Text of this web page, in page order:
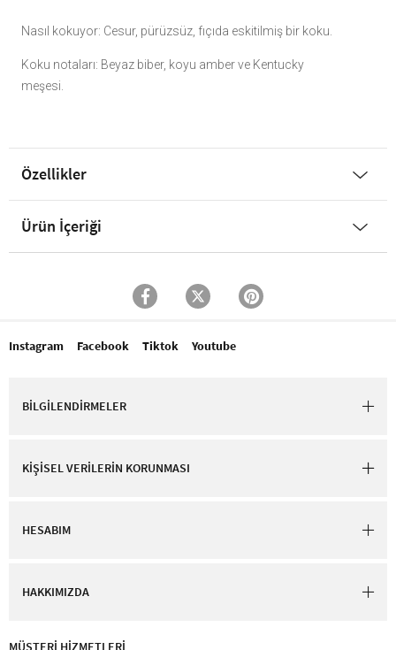
Nasıl kokuyor: Cesur, pürüzsüz, fıçıda eskitilmiş bir koku.
Koku notaları: Beyaz biber, koyu amber ve Kentucky
meşesi.
Özellikler
Ürün İçeriği
Instagram Facebook Tiktok Youtube
BİLGİLENDİRMELER
KİŞİSEL VERİLERİN KORUNMASI
HESABIM
HAKKIMIZDA
MÜŞTERİ HİZMETLERİ​